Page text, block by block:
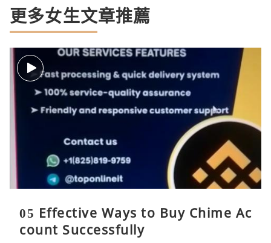
更多女生文章推薦
05 Effective Ways to Buy Chime Ac
count Successfully